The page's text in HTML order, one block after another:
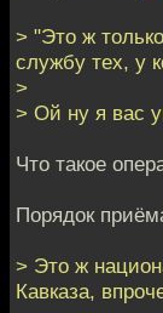
> "Это ж
службу тех, у
>
> Ой ну я вас
Что такое
Порядок
> Это ж
Кавказа,